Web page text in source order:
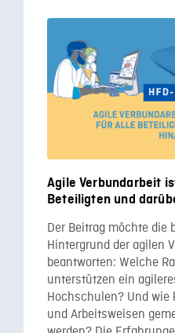
Agile Verbundarbeit
Beteiligten und
Der Beitrag möchte die
Hintergrund der agilen
beantworten: Welche
unterstützen ein
Hochschulen? Und
und Arbeitsweisen